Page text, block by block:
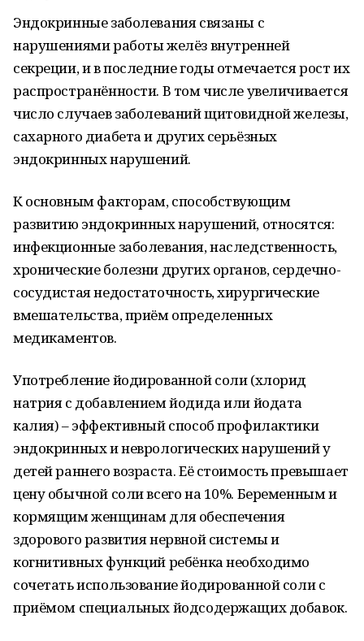
Эндокринные заболевания связаны с
нарушениями работы желёз внутренней
секреции, и в последние годы отмечается рост их
распространённости. В том числе увеличивается
число случаев заболеваний щитовидной железы,
сахарного диабета и других серьёзных
эндокринных нарушений.
К основным факторам, способствующим
развитию эндокринных нарушений, относятся:
инфекционные заболевания, наследственность,
хронические болезни других органов, сердечно-
сосудистая недостаточность, хирургические
вмешательства, приём определенных
медикаментов.
Употребление йодированной соли (хлорид
натрия с добавлением йодида или йодата
калия) – эффективный способ профилактики
эндокринных и неврологических нарушений у
детей раннего возраста. Её стоимость превышает
цену обычной соли всего на 10%. Беременным и
кормящим женщинам для обеспечения
здорового развития нервной системы и
когнитивных функций ребёнка необходимо
сочетать использование йодированной соли с
приёмом специальных йодсодержащих добавок.